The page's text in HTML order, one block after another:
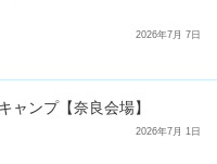
2026年7月 7日
ャンプ【奈良会場】
2026年7月 1日